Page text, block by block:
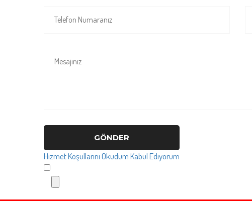
GÖNDER
Hizmet Koşullarını Okudum Kabul Ediyorum